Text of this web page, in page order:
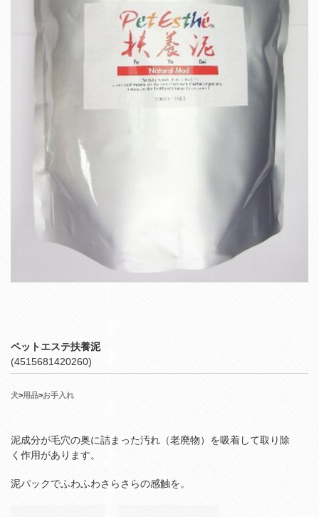
ペットエステ扶養泥
(4515681420260)
犬>用品>お手入れ
泥成分が毛穴の奥に詰まった汚れ（老廃物）を吸着して取り除
く作用があります。
泥パックでふわふわさらさらの感触を。